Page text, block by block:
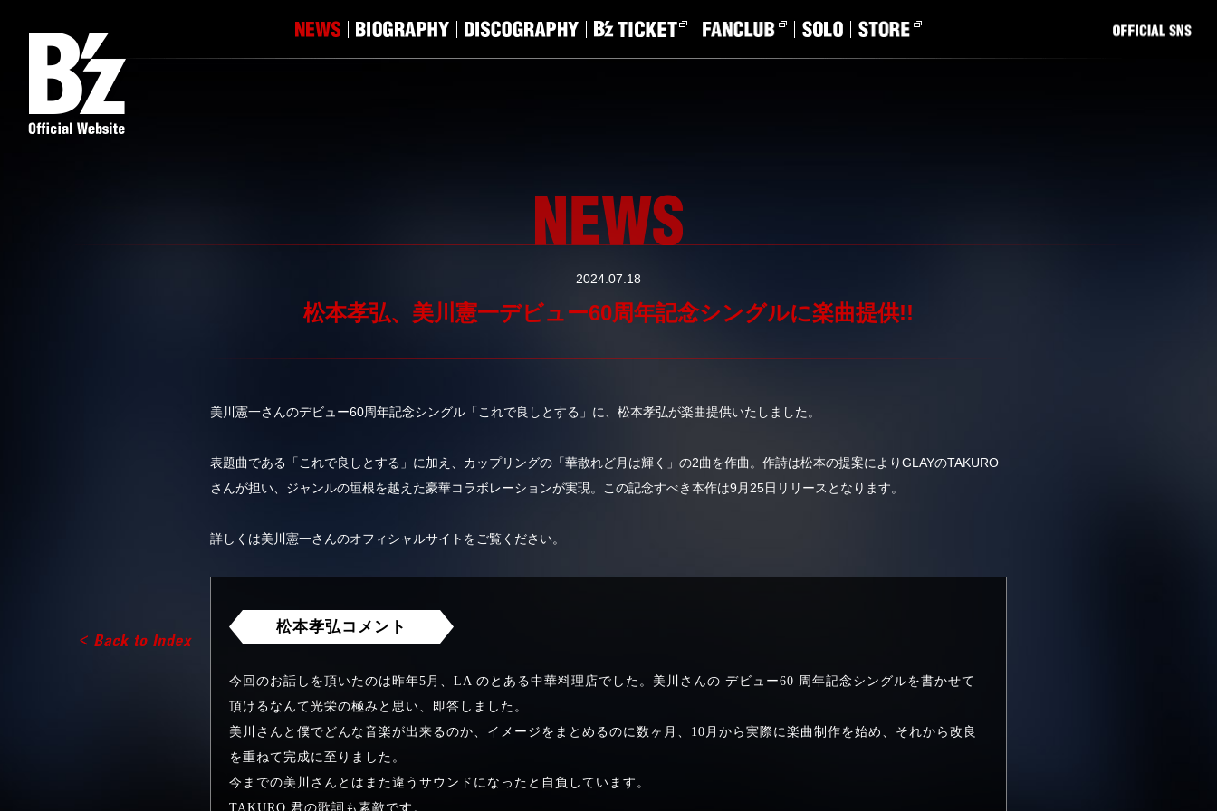
2024.07.18
松本孝弘、美川憲一デビュー60周年記念シングルに楽曲提供!!
美川憲一さんのデビュー60周年記念シングル「これで良しとする」に、松本孝弘が楽曲提供いたしました。
表題曲である「これで良しとする」に加え、カップリングの「華散れど月は輝く」の2曲を作曲。作詩は松本の提案によりGLAYのTAKURO
さんが担い、ジャンルの垣根を越えた豪華コラボレーションが実現。この記念すべき本作は9月25日リリースとなります。
詳しくは美川憲一さんのオフィシャルサイトをご覧ください。
松本孝弘コメント
今回のお話しを頂いたのは昨年5月、LA のとある中華料理店でした。美川さんの デビュー60 周年記念シングルを書かせて
頂けるなんて光栄の極みと思い、即答しました。
美川さんと僕でどんな音楽が出来るのか、イメージをまとめるのに数ヶ月、10月から実際に楽曲制作を始め、それから改良
を重ねて完成に至りました。
今までの美川さんとはまた違うサウンドになったと自負しています。
TAKURO 君の歌詞も素敵です。